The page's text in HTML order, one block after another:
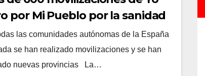
por Mi Pueblo por la sanidad
las comunidades autónomas de la España
se han realizado movilizaciones y se han
nuevas provincias La…